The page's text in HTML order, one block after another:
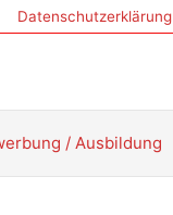
Datenschutzerklärung
/ Ausbildung